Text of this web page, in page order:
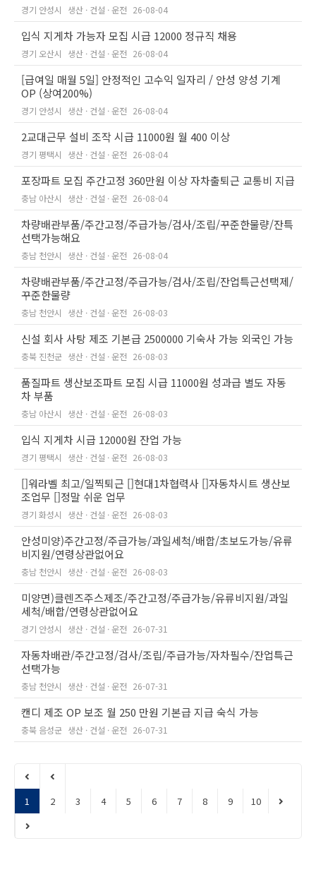
경기 안성시 생산 · 건설 · 운전 26-08-04
입식 지게차 가능자 모집 시급 12000 정규직 채용
경기 오산시 생산 · 건설 · 운전 26-08-04
[급여일 매월 5일] 안정적인 고수익 일자리 / 안성 양성 기계
OP (상여200%)
경기 안성시 생산 · 건설 · 운전 26-08-04
2교대근무 설비 조작 시급 11000원 월 400 이상
경기 평택시 생산 · 건설 · 운전 26-08-04
포장파트 모집 주간고정 360만원 이상 자차출퇴근 교통비 지급
충남 아산시 생산 · 건설 · 운전 26-08-04
차량배관부품/주간고정/주급가능/검사/조립/꾸준한물량/잔특
선택가능해요
충남 천안시 생산 · 건설 · 운전 26-08-04
차량배관부품/주간고정/주급가능/검사/조립/잔업특근선택제/
꾸준한물량
충남 천안시 생산 · 건설 · 운전 26-08-03
신설 회사 사탕 제조 기본급 2500000 기숙사 가능 외국인 가능
충북 진천군 생산 · 건설 · 운전 26-08-03
품질파트 생산보조파트 모집 시급 11000원 성과급 별도 자동
차 부품
충남 아산시 생산 · 건설 · 운전 26-08-03
입식 지게차 시급 12000원 잔업 가능
경기 평택시 생산 · 건설 · 운전 26-08-03
[]워라벨 최고/일찍퇴근 []현대1차협력사 []자동차시트 생산보
조업무 []정말 쉬운 업무
경기 화성시 생산 · 건설 · 운전 26-08-03
안성미양)주간고정/주급가능/과일세척/배합/초보도가능/유류
비지원/연령상관없어요
충남 천안시 생산 · 건설 · 운전 26-08-03
미양면)클렌즈주스제조/주간고정/주급가능/유류비지원/과일
세척/배합/연령상관없어요
경기 안성시 생산 · 건설 · 운전 26-07-31
자동차배관/주간고정/검사/조립/주급가능/자차필수/잔업특근
선택가능
충남 천안시 생산 · 건설 · 운전 26-07-31
캔디 제조 OP 보조 월 250 만원 기본급 지급 숙식 가능
충북 음성군 생산 · 건설 · 운전 26-07-31
1 2 3 4 5 6 7 8 9 10